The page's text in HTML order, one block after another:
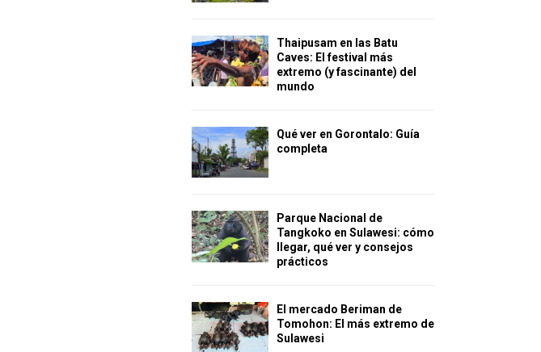
Thaipusam en las Batu
Caves: El festival más
extremo (y fascinante) del
mundo
Qué ver en Gorontalo: Guía
completa
Parque Nacional de
Tangkoko en Sulawesi: cómo
llegar, qué ver y consejos
prácticos
El mercado Beriman de
Tomohon: El más extremo de
Sulawesi